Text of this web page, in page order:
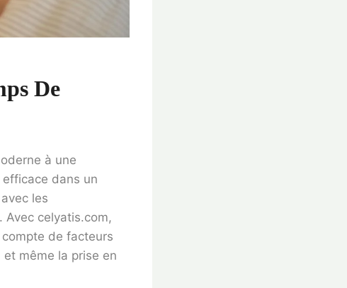
De
à une
dans un
les
Avec celyatis.com,
de facteurs
même la prise en